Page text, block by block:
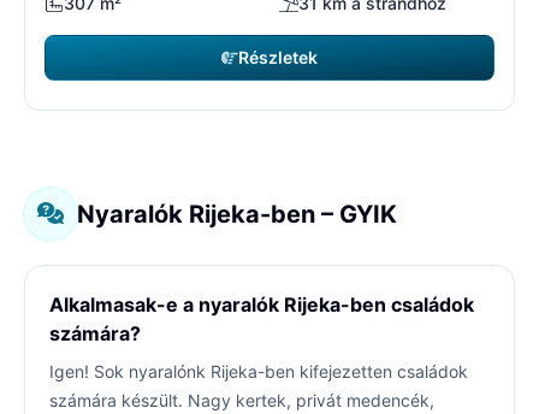
Részletek
Nyaralók Rijeka-ben – GYIK
Alkalmasak-e a nyaralók Rijeka-ben családok
számára?
Igen! Sok nyaralónk Rijeka-ben kifejezetten családok
számára készült. Nagy kertek, privát medencék,